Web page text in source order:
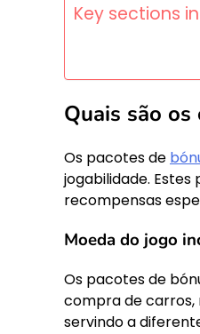
Key sections
Quais são
Os pacotes de
jogabilidade.
recompensas
Moeda do jogo
Os pacotes de
compra de carros,
servindo a